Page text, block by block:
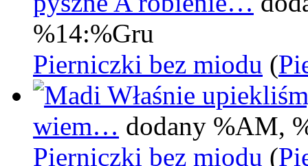
%14:%Gru
Pierniczki bez miodu (
Właśnie
wiem… dodany %AM,
Pierniczki bez miodu (